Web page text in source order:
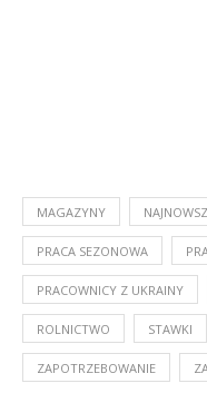
MAGAZYNY
PRACA SEZONOWA
PRACOWNICY Z UKRAINY
ROLNICTWO STAWKI
ZAPOTRZEBOWANIE